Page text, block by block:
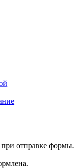
отправке формы.